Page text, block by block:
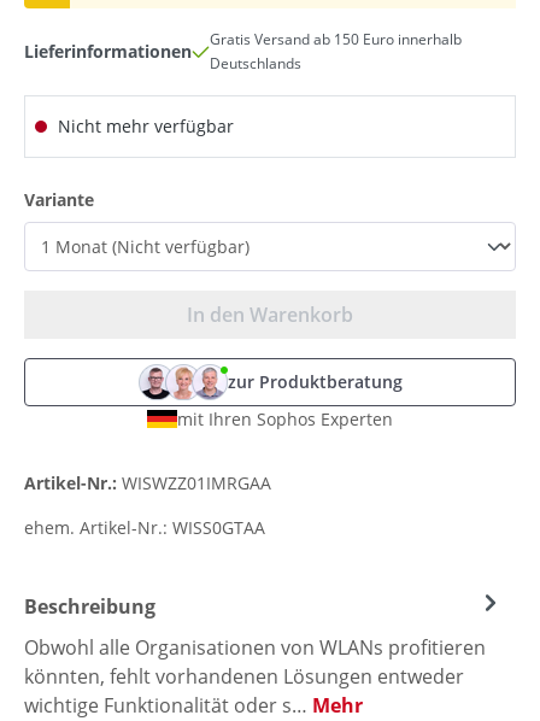
Lieferinformationen
Gratis Versand ab 150 Euro innerhalb
Deutschlands
Nicht mehr verfügbar
Varianteauswählen
In den Warenkorb
zur Produktberatung
mit Ihren Sophos Experten
Artikel-Nr.: WISWZZ01IMRGAA
ehem. Artikel-Nr.: WISS0GTAA
Beschreibung
Obwohl alle Organisationen von WLANs profitieren
könnten, fehlt vorhandenen Lösungen entweder
wichtige Funktionalität oder s… Mehr